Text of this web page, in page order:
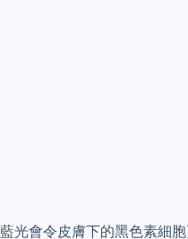
藍光會令皮膚下的黑色素細